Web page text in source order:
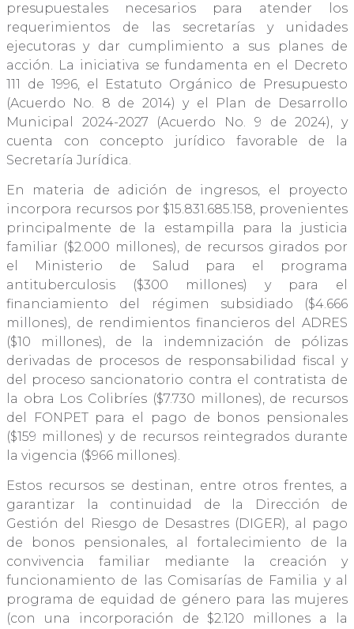
presupuestales necesarios para atender los
requerimientos de las secretarías y unidades
ejecutoras y dar cumplimiento a sus planes de
acción. La iniciativa se fundamenta en el Decreto
111 de 1996, el Estatuto Orgánico de Presupuesto
(Acuerdo No. 8 de 2014) y el Plan de Desarrollo
Municipal 2024-2027 (Acuerdo No. 9 de 2024), y
cuenta con concepto jurídico favorable de la
Secretaría Jurídica.
En materia de adición de ingresos, el proyecto
incorpora recursos por $15.831.685.158, provenientes
principalmente de la estampilla para la justicia
familiar ($2.000 millones), de recursos girados por
el Ministerio de Salud para el programa
antituberculosis ($300 millones) y para el
financiamiento del régimen subsidiado ($4.666
millones), de rendimientos financieros del ADRES
($10 millones), de la indemnización de pólizas
derivadas de procesos de responsabilidad fiscal y
del proceso sancionatorio contra el contratista de
la obra Los Colibríes ($7.730 millones), de recursos
del FONPET para el pago de bonos pensionales
($159 millones) y de recursos reintegrados durante
la vigencia ($966 millones).
Estos recursos se destinan, entre otros frentes, a
garantizar la continuidad de la Dirección de
Gestión del Riesgo de Desastres (DIGER), al pago
de bonos pensionales, al fortalecimiento de la
convivencia familiar mediante la creación y
funcionamiento de las Comisarías de Familia y al
programa de equidad de género para las mujeres
(con una incorporación de $2.120 millones a la